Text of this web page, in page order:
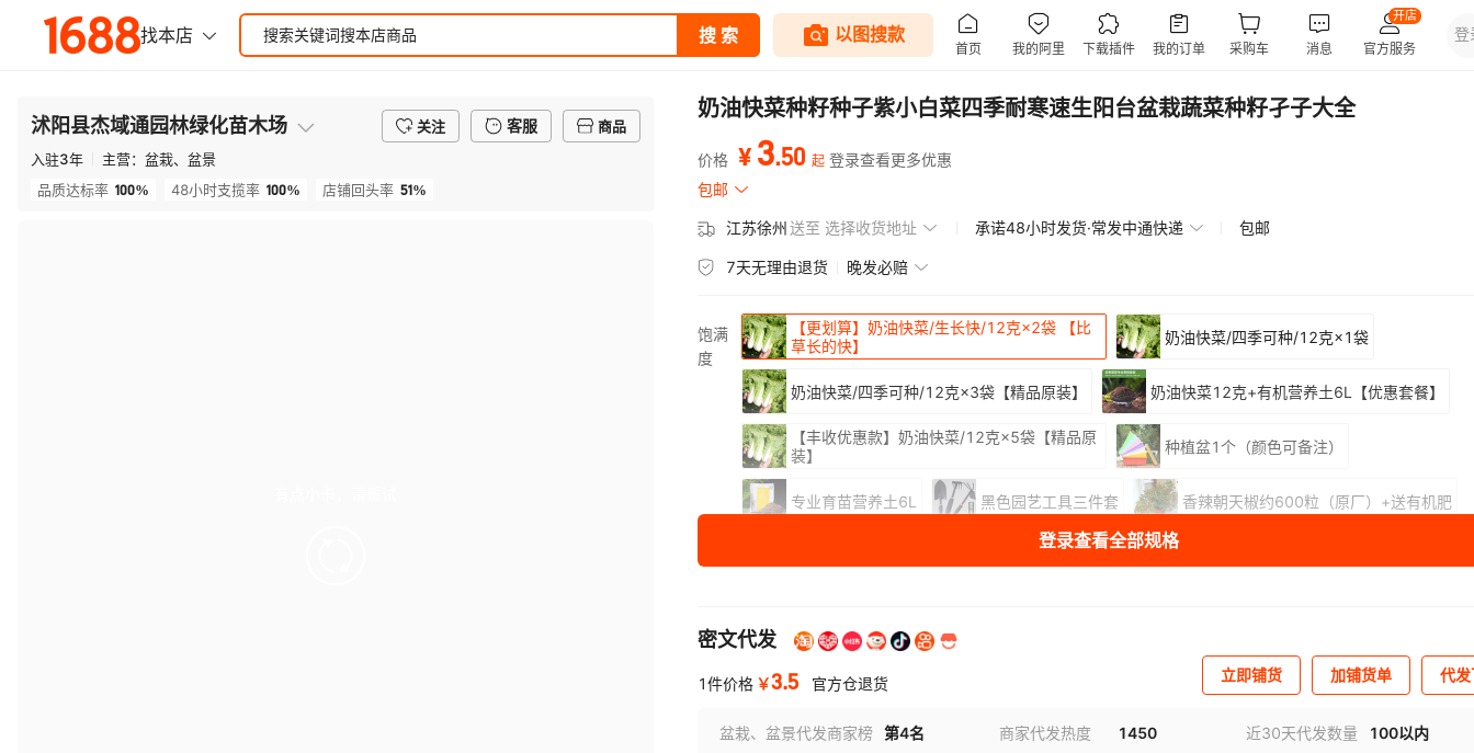
沭阳县杰域通园林绿化苗木场 关注 客服
商品
入驻3年 主营： 盆栽、盆景
品质达标率 100% 48小时支揽率 100% 店铺回头率 51%
奶油快菜种籽种子紫小白菜四季耐寒速生阳台盆栽蔬菜种籽孑子大全
价格 ¥ 3.50 起 登录查看更多优惠
包邮
江苏徐州送至 选择收货地址 承诺48小时发货·常发中通快递 包邮
7天无理由退货 晚发必赔
饱满
度
【更划算】奶油快菜/生长快/12克×2袋 【比
草长的快】
奶油快菜/四季可种/12克×1袋
奶油快菜/四季可种/12克×3袋【精品原装】 奶油快菜12克+有机营养土6L【优惠套餐】
【丰收优惠款】奶油快菜/12克×5袋【精品原
装】
种植盆1个（颜色可备注）
专业育苗营养土6L 黑色园艺工具三件套 香辣朝天椒约600粒（原厂）+送有机肥
绿贝贝种子15粒（原厂）+送有机肥
紫苏种子1包3克（原厂）+送有机肥
登录查看全部规格
密文代发
1件价格 ￥3.5 官方仓退货 立即铺货 加铺货单 代
盆栽、盆景代发商家榜 第4名 商家代发热度 1450 近30天代发数量
100以内